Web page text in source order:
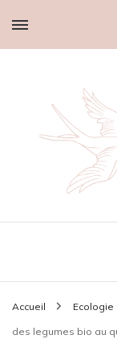
Neuf
Le petit blog d'Emilie
Accueil Ecologie
des legumes bio au